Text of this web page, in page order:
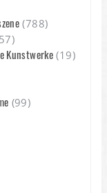
(788)
Kunstwerke(19)
(99)